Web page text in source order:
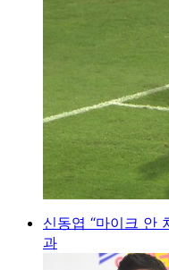
신동엽 “마이크 안
과